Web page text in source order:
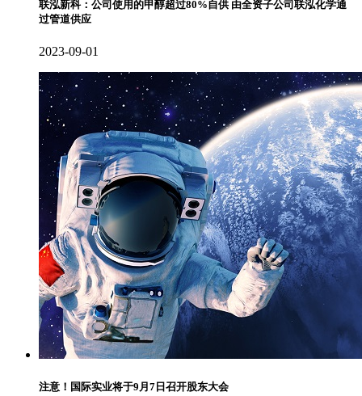
联泓新科：公司使用的甲醇超过80%自供 由全资子公司联泓化学通
过管道供应
2023-09-01
注意！国际实业将于9月7日召开股东大会